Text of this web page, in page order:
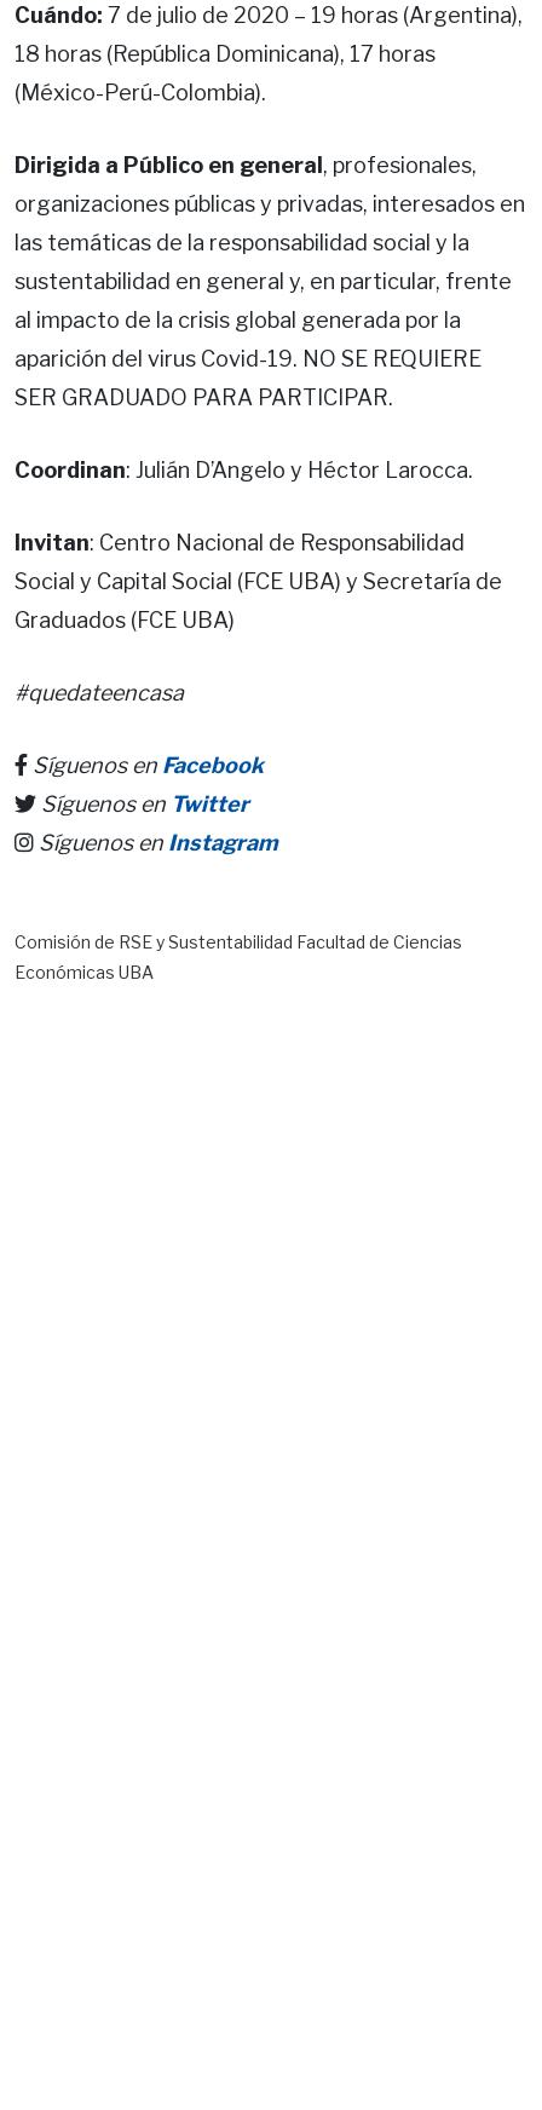
Cuándo: 7 de julio de 2020 – 19 horas (Argentina),
18 horas (República Dominicana), 17 horas
(México-Perú-Colombia).
Dirigida a Público en general , profesionales,
organizaciones públicas y privadas, interesados en
las temáticas de la responsabilidad social y la
sustentabilidad en general y, en particular, frente
al impacto de la crisis global generada por la
aparición del virus Covid-19. NO SE REQUIERE
SER GRADUADO PARA PARTICIPAR.
Coordinan: Julián D’Angelo y Héctor Larocca.
Invitan: Centro Nacional de Responsabilidad
Social y Capital Social (FCE UBA) y Secretaría de
Graduados (FCE UBA)
#quedateencasa
Síguenos en Facebook
Síguenos en Twitter
Síguenos en Instagram
Comisión de RSE y Sustentabilidad Facultad de Ciencias
Económicas UBA